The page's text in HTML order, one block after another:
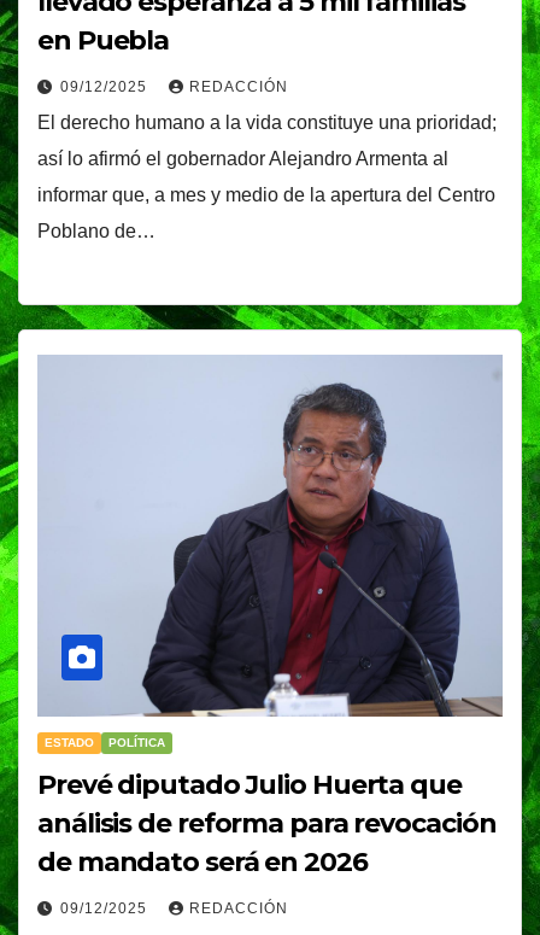
en Puebla
09/12/2025 REDACCIÓN
El derecho humano a la vida constituye una prioridad;
así lo afirmó el gobernador Alejandro Armenta al
informar que, a mes y medio de la apertura del Centro
Poblano de…
ESTADO POLÍTICA
Prevé diputado Julio Huerta que
análisis de reforma para revocación
de mandato será en 2026
09/12/2025 REDACCIÓN